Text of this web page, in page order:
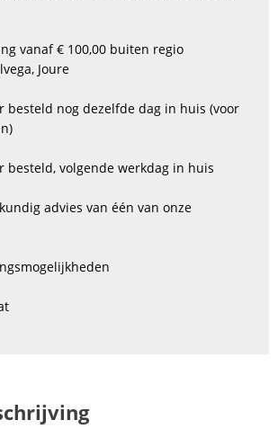
vanaf € 100,00 buiten regio
Joure
besteld nog dezelfde dag in huis (voor
besteld, volgende werkdag in huis
advies van één van onze